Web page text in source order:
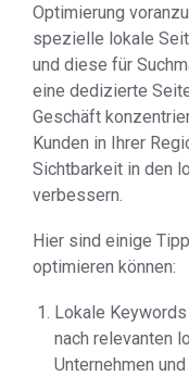
Optimierung
spezielle lokale
und diese für
eine dedizierte
Geschäft
Kunden in Ihrer
Sichtbarkeit in den
verbessern.
Hier sind einige
optimieren können:
Lokale
nach relevanten
Unternehmen